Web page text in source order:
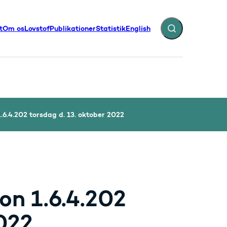
Om osLovstofPublikationerStatistikEnglish Fold søgefelt ud
- Flere links
torsdag d. 13. oktober 2022
1.6.4.202